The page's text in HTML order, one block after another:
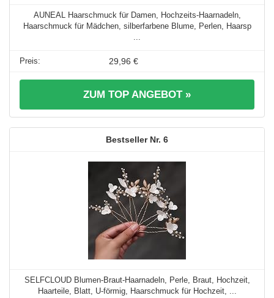
AUNEAL Haarschmuck für Damen, Hochzeits-Haarnadeln,
Haarschmuck für Mädchen, silberfarbene Blume, Perlen, Haarsp
...
29,96 €
ZUM TOP ANGEBOT »
6
SELFCLOUD Blumen-Braut-Haarnadeln, Perle, Braut, Hochzeit,
Haarteile, Blatt, U-förmig, Haarschmuck für Hochzeit, ...